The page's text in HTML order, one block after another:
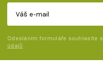
Odesláním formuláře souhlasíte s
údajů